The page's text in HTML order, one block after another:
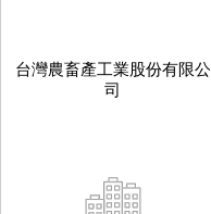
台灣農畜產工業股份有限公
司